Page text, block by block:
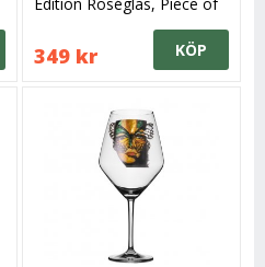
349 kr KÖP